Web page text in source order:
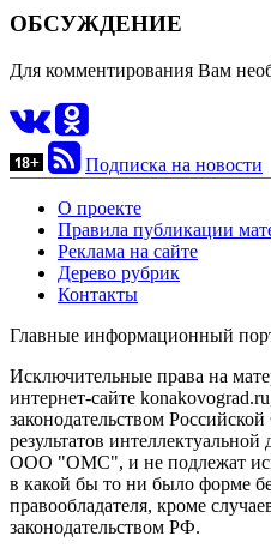
ОБСУЖДЕНИЕ
Для комментирования Вам
Подписка на новости
О проекте
Правила публикации
Реклама на сайте
Дерево рубрик
Контакты
Главные информационный
Исключительные права на
интернет-сайте
законодательством
результатов
ООО "ОМС", и не подлежат
в какой бы то ни было форме
правообладателя, кроме
законодательством РФ.